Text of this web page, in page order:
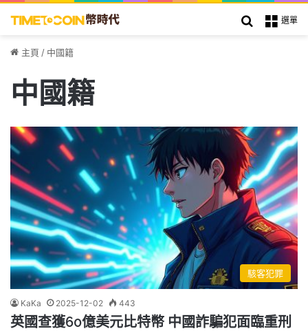
選單
搜索
主頁 / 中國籍
中國籍
駭客犯罪
KaKa 2025-12-02 443
英國查獲60億美元比特幣 中國詐騙犯面臨重刑